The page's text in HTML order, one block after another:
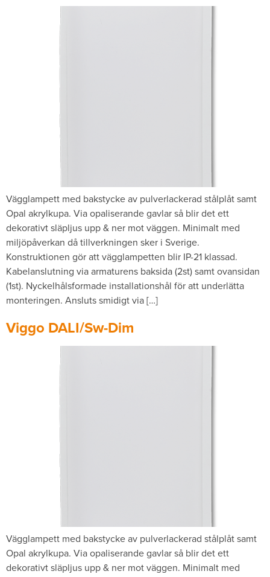
Vägglampett med bakstycke av pulverlackerad stålplåt samt
Opal akrylkupa. Via opaliserande gavlar så blir det ett
dekorativt släpljus upp & ner mot väggen. Minimalt med
miljöpåverkan då tillverkningen sker i Sverige.
Konstruktionen gör att vägglampetten blir IP-21 klassad.
Kabelanslutning via armaturens baksida (2st) samt ovansidan
(1st). Nyckelhålsformade installationshål för att underlätta
monteringen. Ansluts smidigt via […]
Viggo DALI/Sw-Dim
Vägglampett med bakstycke av pulverlackerad stålplåt samt
Opal akrylkupa. Via opaliserande gavlar så blir det ett
dekorativt släpljus upp & ner mot väggen. Minimalt med